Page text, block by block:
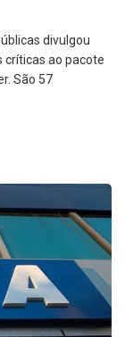
divulgou
ao pacote
São 57